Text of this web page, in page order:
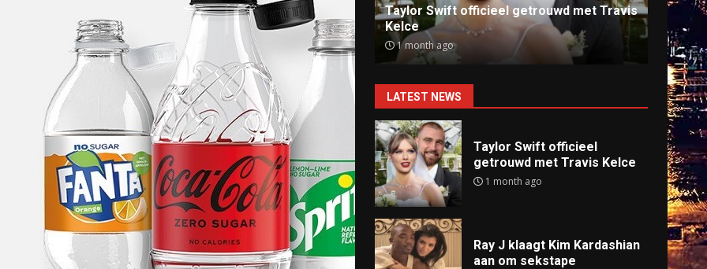
Taylor Swift officieel getrouwd met Travis
Kelce
1 month ago
Ray J klaagt Kim Kardashian aan om
sekstape
9 months ago
Anti-
9
LATEST NEWS
Taylor Swift officieel
getrouwd met Travis Kelce
1 month ago
Ray J klaagt Kim Kardashian
aan om sekstape